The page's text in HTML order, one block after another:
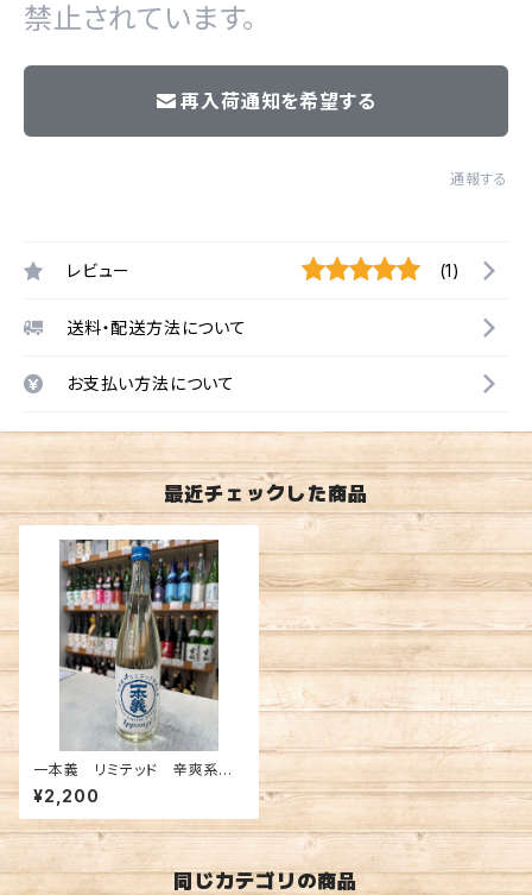
禁止されています。
再入荷通知を希望する
通報する
レビュー (1)
送料・配送方法について
お支払い方法について
最近チェックした商品
一本義 リミテッド 辛爽系
無濾過生酒 純米吟醸 720m
l¥2,200
同じカテゴリの商品